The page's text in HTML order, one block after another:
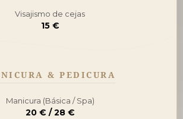
Visajismo de cejas
15 €
& PEDICURA
Manicura (Básica / Spa)
20 € / 28 €